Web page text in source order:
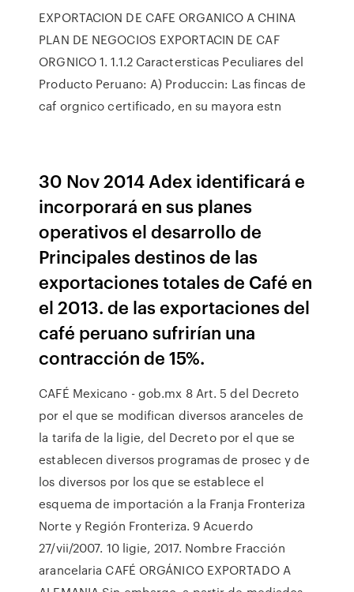
EXPORTACION DE CAFE ORGANICO A CHINA
PLAN DE NEGOCIOS EXPORTACIN DE CAF
ORGNICO 1. 1.1.2 Caractersticas Peculiares del
Producto Peruano: A) Produccin: Las fincas de
caf orgnico certificado, en su mayora estn
30 Nov 2014 Adex identificará e
incorporará en sus planes
operativos el desarrollo de
Principales destinos de las
exportaciones totales de Café en
el 2013. de las exportaciones del
café peruano sufrirían una
contracción de 15%.
CAFÉ Mexicano - gob.mx 8 Art. 5 del Decreto
por el que se modifican diversos aranceles de
la tarifa de la ligie, del Decreto por el que se
establecen diversos programas de prosec y de
los diversos por los que se establece el
esquema de importación a la Franja Fronteriza
Norte y Región Fronteriza. 9 Acuerdo
27/vii/2007. 10 ligie, 2017. Nombre Fracción
arancelaria CAFÉ ORGÁNICO EXPORTADO A